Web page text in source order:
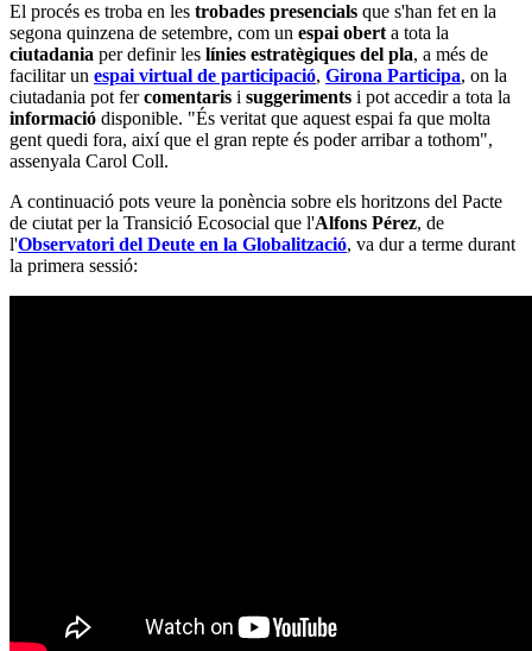
El procés es troba en les trobades presencials que s'han fet en la
segona quinzena de setembre, com un espai oberta tota la
ciutadania per definir les línies estratègiques del pla, a més de
facilitar un espai virtual de participació, Girona Participa, on la
ciutadania pot fercomentaris i suggeriments i pot accedir a tota la
informació disponible. "És veritat que aquest espai fa que molta
gent quedi fora, així que el gran repte és poder arribar a tothom",
assenyala Carol Coll.
A continuació pots veure la ponència sobre els horitzons del Pacte
de ciutat per la Transició Ecosocial que l'Alfons Pérez, de
l'Observatori del Deute en la Globalització, va dur a terme durant
la primera sessió: